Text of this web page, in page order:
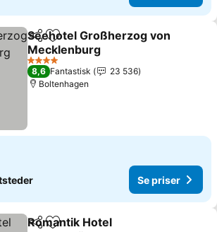
Del Legg til i favoritter
Seehotel Großherzog von
Mecklenburg
4 Stjerner
8,6 Fantastisk
23 536
Boltenhagen
Se priser
Del
Romantik Hotel